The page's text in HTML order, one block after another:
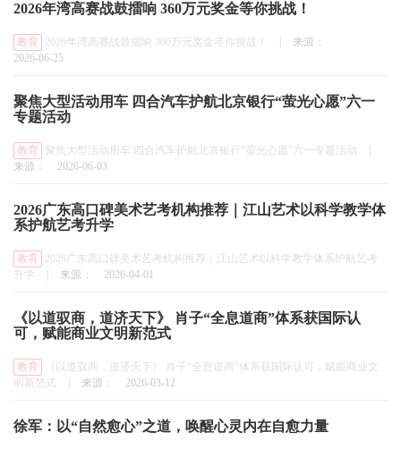
2026年湾高赛战鼓擂响 360万元奖金等你挑战！
教育 2026年湾高赛战鼓擂响 360万元奖金等你挑战！
来源：
2026-06-25
聚焦大型活动用车 四合汽车护航北京银行“萤光心愿”六一
专题活动
教育 聚焦大型活动用车 四合汽车护航北京银行“萤光心愿”六一专题活动
来源：
2026-06-03
2026广东高口碑美术艺考机构推荐｜江山艺术以科学教学体
系护航艺考升学
教育
2026广东高口碑美术艺考机构推荐｜江山艺术以科学教学体系护航艺考
升学
来源： 2026-04-01
《以道驭商，道济天下》 肖子“全息道商”体系获国际认
可，赋能商业文明新范式
教育
《以道驭商，道济天下》 肖子“全息道商”体系获国际认可，赋能商业文
明新范式
来源： 2026-03-12
徐军：以“自然愈心”之道，唤醒心灵内在自愈力量